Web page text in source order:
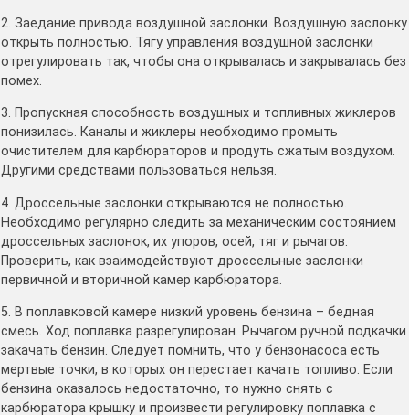
2. Заедание привода воздушной заслонки. Воздушную заслонку
открыть полностью. Тягу управления воздушной заслонки
отрегулировать так, чтобы она открывалась и закрывалась без
помех.
3. Пропускная способность воздушных и топливных жиклеров
понизилась. Каналы и жиклеры необходимо промыть
очистителем для карбюраторов и продуть сжатым воздухом.
Другими средствами пользоваться нельзя.
4. Дроссельные заслонки открываются не полностью.
Необходимо регулярно следить за механическим состоянием
дроссельных заслонок, их упоров, осей, тяг и рычагов.
Проверить, как взаимодействуют дроссельные заслонки
первичной и вторичной камер карбюратора.
5. В поплавковой камере низкий уровень бензина – бедная
смесь. Ход поплавка разрегулирован. Рычагом ручной подкачки
закачать бензин. Следует помнить, что у бензонасоса есть
мертвые точки, в которых он перестает качать топливо. Если
бензина оказалось недостаточно, то нужно снять с
карбюратора крышку и произвести регулировку поплавка с